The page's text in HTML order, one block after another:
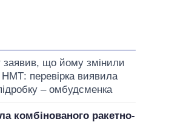
заявив, що йому змінили
НМТ: перевірка виявила
– омбудсменка
комбінованого ракетно-